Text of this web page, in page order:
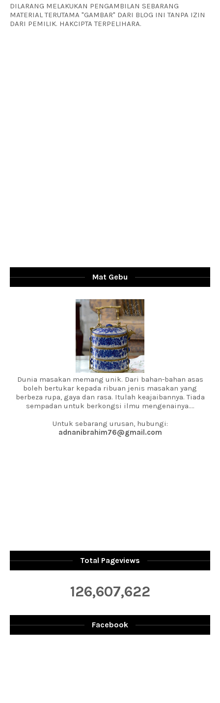
DILARANG MELAKUKAN PENGAMBILAN SEBARANG
MATERIAL TERUTAMA "GAMBAR" DARI BLOG INI TANPA IZIN
DARI PEMILIK. HAKCIPTA TERPELIHARA.
Mat Gebu
Dunia masakan memang unik. Dari bahan-bahan asas
boleh bertukar kepada ribuan jenis masakan yang
berbeza rupa, gaya dan rasa. Itulah keajaibannya. Tiada
sempadan untuk berkongsi ilmu mengenainya....
Untuk sebarang urusan, hubungi:
adnanibrahim76@gmail.com
Total Pageviews
126,607,622
Facebook